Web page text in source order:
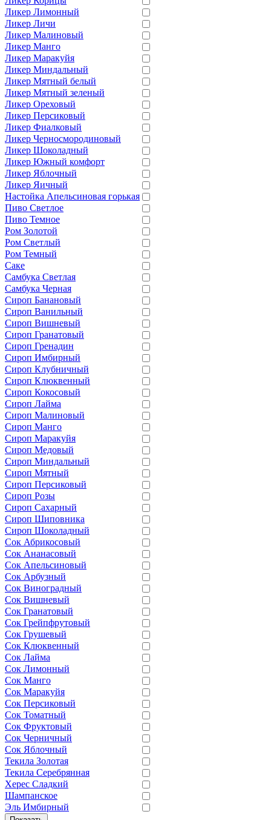
Ликер Лимонный
Ликер Личи
Ликер Малиновый
Ликер Манго
Ликер Маракуйя
Ликер Миндальный
Ликер Мятный белый
Ликер Мятный зеленый
Ликер Ореховый
Ликер Персиковый
Ликер Фиалковый
Ликер Черносмородиновый
Ликер Шоколадный
Ликер Южный комфорт
Ликер Яблочный
Ликер Яичный
Настойка Апельсиновая горькая
Пиво Светлое
Пиво Темное
Ром Золотой
Ром Светлый
Ром Темный
Саке
Самбука Светлая
Самбука Черная
Сироп Банановый
Сироп Ванильный
Сироп Вишневый
Сироп Гранатовый
Сироп Гренадин
Сироп Имбирный
Сироп Клубничный
Сироп Клюквенный
Сироп Кокосовый
Сироп Лайма
Сироп Малиновый
Сироп Манго
Сироп Маракуйя
Сироп Медовый
Сироп Миндальный
Сироп Мятный
Сироп Персиковый
Сироп Розы
Сироп Сахарный
Сироп Шиповника
Сироп Шоколадный
Сок Абрикосовый
Сок Ананасовый
Сок Апельсиновый
Сок Арбузный
Сок Виноградный
Сок Вишневый
Сок Гранатовый
Сок Грейпфрутовый
Сок Грушевый
Сок Клюквенный
Сок Лайма
Сок Лимонный
Сок Манго
Сок Маракуйя
Сок Персиковый
Сок Томатный
Сок Фруктовый
Сок Черничный
Сок Яблочный
Текила Золотая
Текила Серебрянная
Херес Сладкий
Шампанское
Эль Имбирный